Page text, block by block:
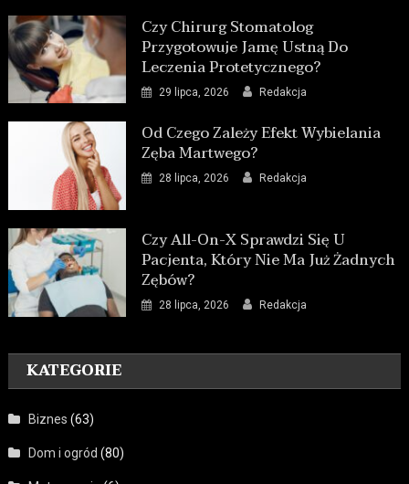
Czy Chirurg Stomatolog
Przygotowuje Jamę Ustną Do
Leczenia Protetycznego?
29 lipca, 2026 Redakcja
Od Czego Zależy Efekt Wybielania
Zęba Martwego?
28 lipca, 2026 Redakcja
Czy All-On-X Sprawdzi Się U
Pacjenta, Który Nie Ma Już Żadnych
Zębów?
28 lipca, 2026 Redakcja
KATEGORIE
Biznes (63)
Dom i ogród (80)